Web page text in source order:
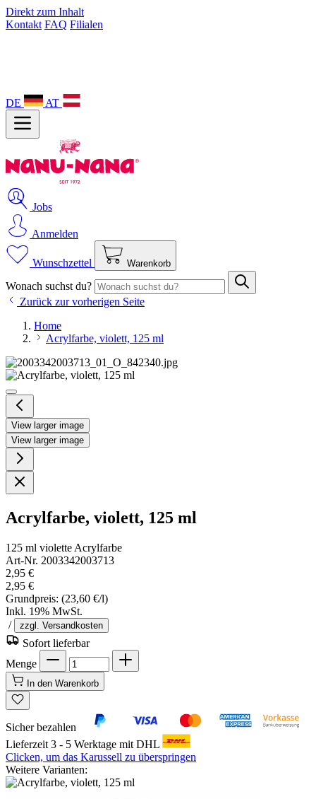
Direkt zum Inhalt
Kontakt FAQ Filialen
DE AT
Jobs
Anmelden
Wunschzettel Warenkorb
Wonach suchst du?
Zurück zur vorherigen Seite
Home
Acrylfarbe, violett, 125 ml
View larger image
View larger image
Acrylfarbe, violett, 125 ml
125 ml violette Acrylfarbe
Art-Nr. 2003342003713
2,95 €
2,95 €
Grundpreis: (23,60 €/l)
Inkl. 19% MwSt.
/
zzgl. Versandkosten
Sofort lieferbar
Menge
In den Warenkorb
Sicher bezahlen
Lieferzeit 3 - 5 Werktage mit DHL
Clicken, um das Karussell zu überspringen
Weitere Varianten: